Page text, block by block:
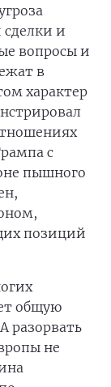
и
вопросы и
в
характер
с
пышного
позиций
общую
разорвать
не